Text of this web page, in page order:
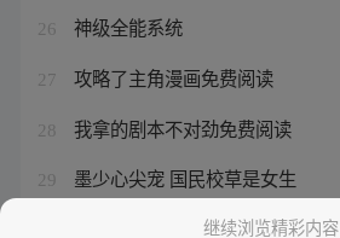
26 神级全能系统
27 攻略了主角漫画免费阅读
28 我拿的剧本不对劲免费阅读
29 墨少心尖宠 国民校草是女生
小说 极品全能高手继续浏览精彩内容